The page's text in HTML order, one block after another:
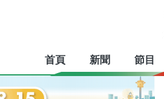
首頁 新聞 節目